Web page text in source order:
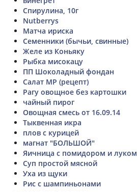
Спирулина, 10г
Nutberrys
Матча ириска
Семенники (бычьи, свинные)
Желе из Коньяку
Рыбка мисокацу
ПП Шоколадный фондан
Салат МР (рецепт)
Рагу овощное без картошки
чайный пирог
Овощная смесь от 16.09.14
Тыквенная икра
плов с курицей
магнат "БОЛЬШОЙ"
Яичница с помидором и луком
Суп простой мясной
Уха из щуки
Рис с шампиньонами